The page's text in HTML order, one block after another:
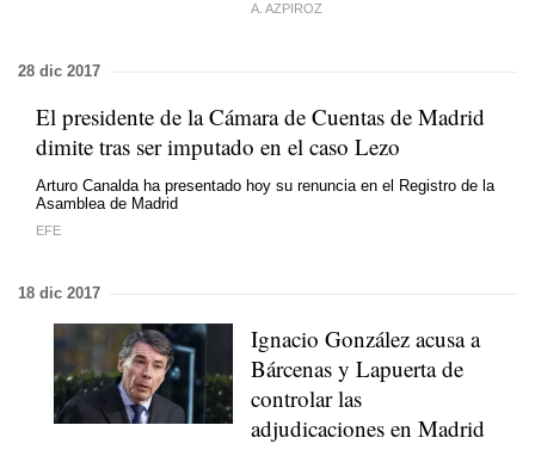
A. AZPIROZ
28 dic 2017
El presidente de la Cámara de Cuentas de Madrid
dimite tras ser imputado en el caso Lezo
Arturo Canalda ha presentado hoy su renuncia en el Registro de la
Asamblea de Madrid
EFE
18 dic 2017
Ignacio González acusa a
Bárcenas y Lapuerta de
controlar las
adjudicaciones en Madrid